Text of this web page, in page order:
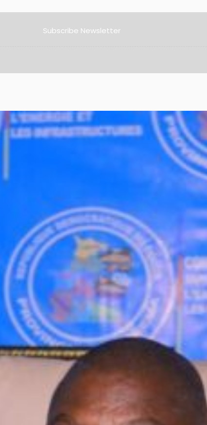
Subscribe Newsletter